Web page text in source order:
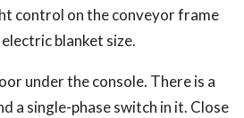
control on the conveyor frame
blanket size.
under the console. There is a
a single-phase switch in it. Close